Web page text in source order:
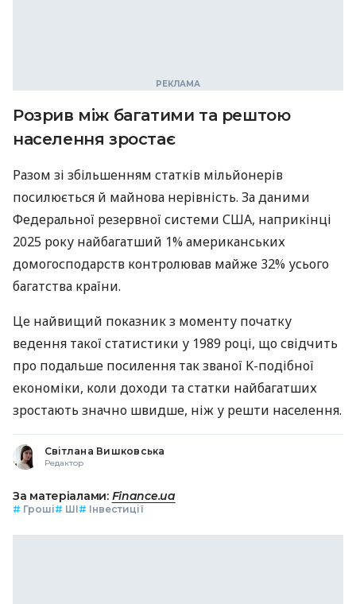
Розрив між багатими та рештою
населення зростає
Разом зі збільшенням статків мільйонерів
посилюється й майнова нерівність. За даними
Федеральної резервної системи США, наприкінці
2025 року найбагатший 1% американських
домогосподарств контролював майже 32% усього
багатства країни.
Це найвищий показник з моменту початку
ведення такої статистики у 1989 році, що свідчить
про подальше посилення так званої K-подібної
економіки, коли доходи та статки найбагатших
зростають значно швидше, ніж у решти населення.
Світлана Вишковська
Редактор
За матеріалами: Finance.ua
# Гроші# ШІ# Інвестиції